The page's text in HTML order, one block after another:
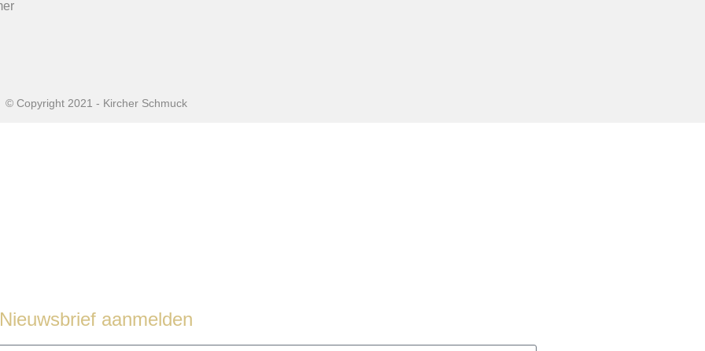
© Copyright 2021 - Kircher Schmuck
Nieuwsbrief aanmelden